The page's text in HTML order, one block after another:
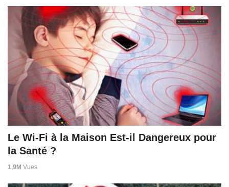
Le Wi-Fi à la Maison Est-il Dangereux pour
la Santé ?
1,9M Vues